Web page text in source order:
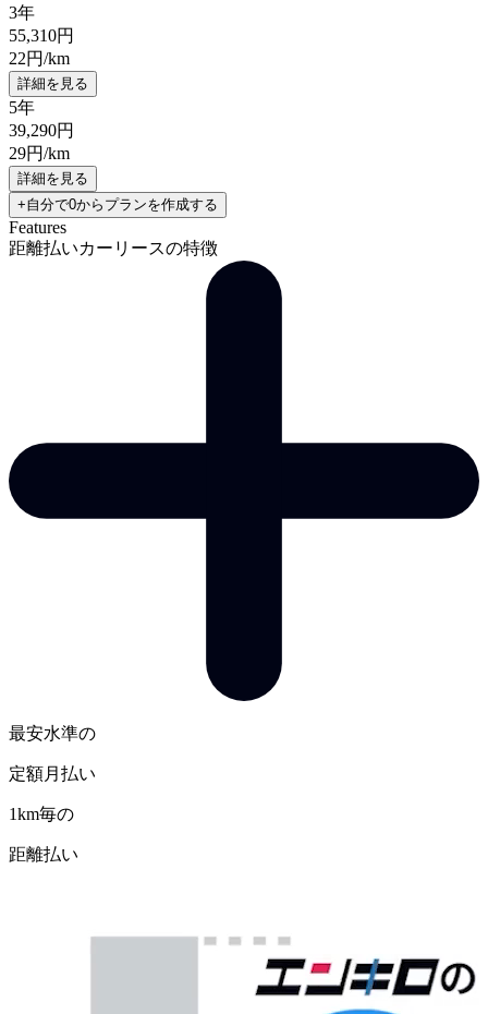
3年
55,310円
22円/km
詳細を見る
5年
39,290円
29円/km
詳細を見る
+自分で0からプランを作成する
Features
距離払いカーリースの特徴
最安水準の
定額月払い
1km毎の
距離払い